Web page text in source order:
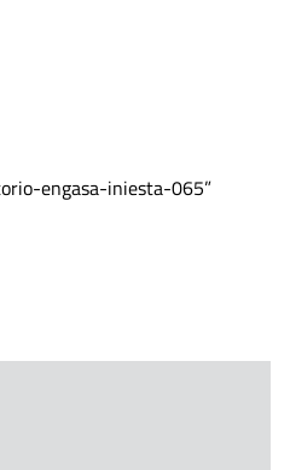
engasa-iniesta-065